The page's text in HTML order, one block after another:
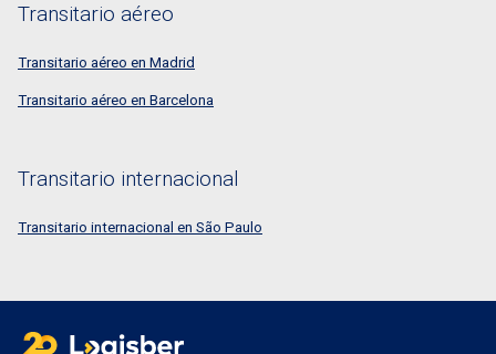
Transitario aéreo
Transitario aéreo en Madrid
Transitario aéreo en Barcelona
Transitario internacional
Transitario internacional en São Paulo